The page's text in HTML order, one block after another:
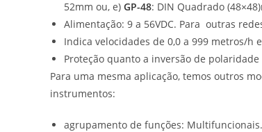
52mm ou, e) GP-48: DIN Quadrado
Alimentação: 9 a 56VDC. Para outras
Indica velocidades de 0,0 a 999 metros/h
Proteção quanto a inversão de
Para uma mesma aplicação, temos outros
instrumentos:
agrupamento de funções: Multifuncionais.